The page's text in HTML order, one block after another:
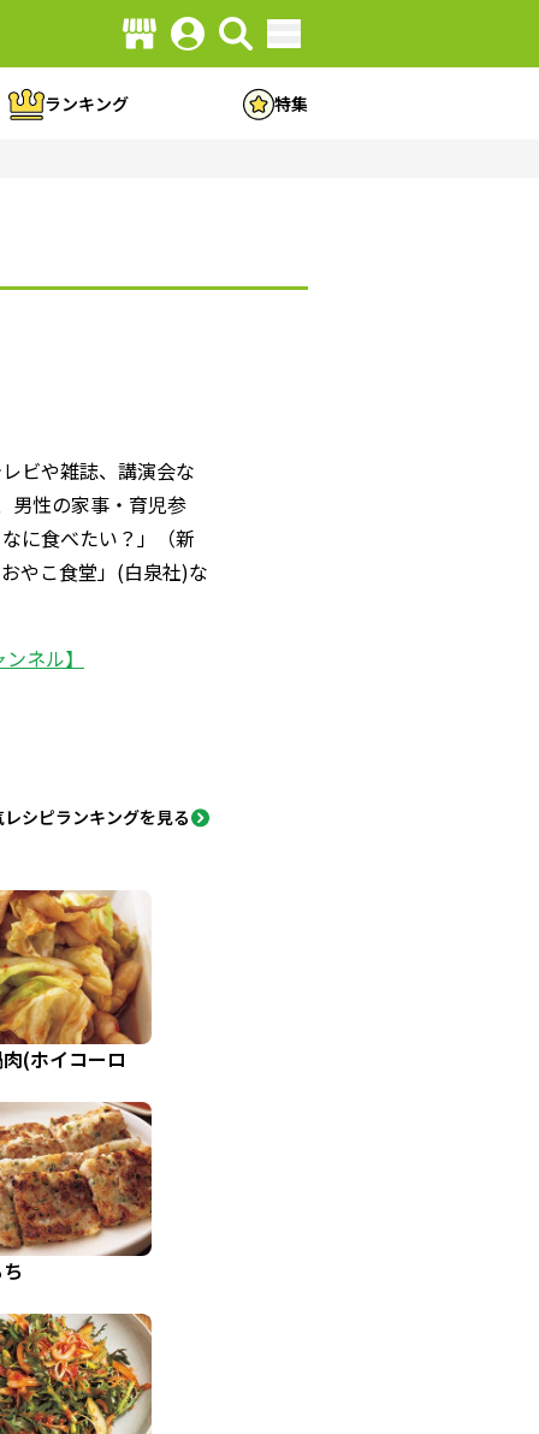
ランキング 特集
ビや雑誌、講演会な
男性の家事・育児参
に食べたい？」（新
やこ食堂」(白泉社)な
ネル】
シピランキングを見る
(ホイコーロ